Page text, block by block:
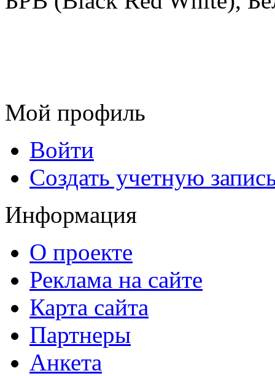
Мой профиль
Войти
Создать учетную
Информация
О проекте
Реклама на сайте
Карта сайта
Партнеры
Анкета